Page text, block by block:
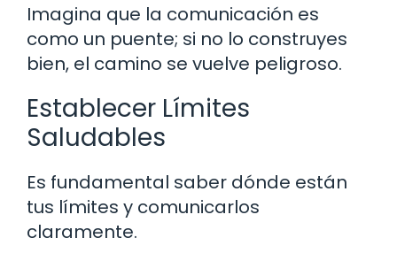
Imagina que la comunicación es
como un puente; si no lo construyes
bien, el camino se vuelve peligroso.
Establecer Límites
Saludables
Es fundamental saber dónde están
tus límites y comunicarlos
claramente.